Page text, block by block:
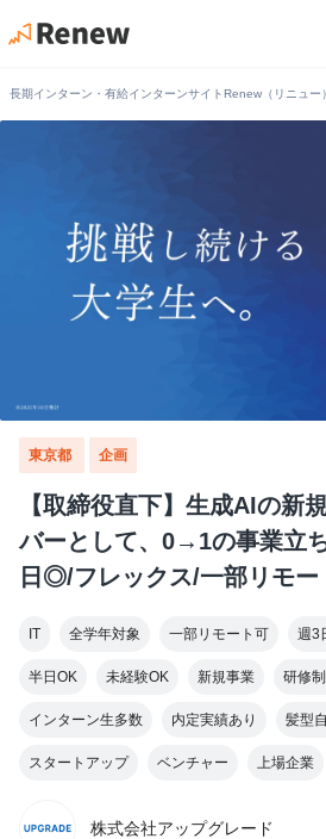
長期インターン・有給インターンサイトRenew（リニュー）
東京都 企画
【取締役直下】生成AIの新
バーとして、0→1の事業立
日◎/フレックス/一部リモー
IT 全学年対象 一部リモート可 週3
半日OK 未経験OK 新規事業 研修
インターン生多数 内定実績あり 髪型
スタートアップ ベンチャー 上場企業
株式会社アップグレード